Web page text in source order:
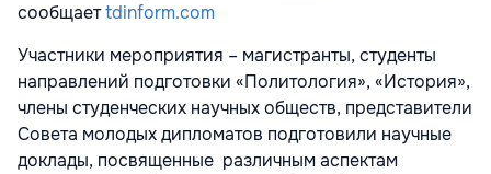
сообщаетtdinform.com
Участники мероприятия – магистранты, студенты
направлений подготовки «Политология», «История»,
члены студенческих научных обществ, представители
Совета молодых дипломатов подготовили научные
доклады, посвященные различным аспектам